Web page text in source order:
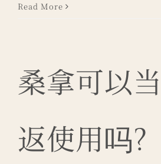
Read More
桑拿可以
返使用吗?